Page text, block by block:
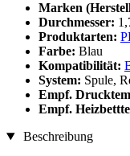
Marken
Durchmesser:
Produktarten:
Farbe: Blau
Kompatibilität:
System: Spule,
Empf.
Empf.
Beschreibung